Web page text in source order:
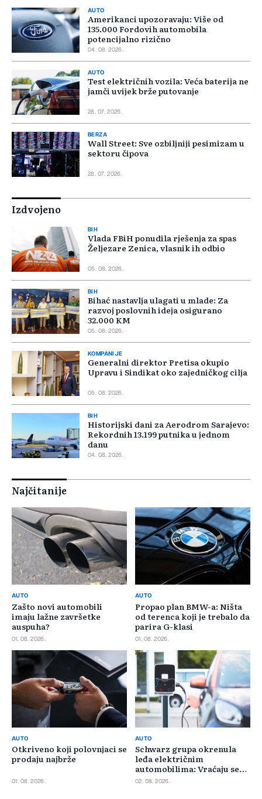
AUTO
Amerikanci upozoravaju: Više od
135.000 Fordovih automobila
potencijalno rizično
04. 08. 2026.
AUTO
Test električnih vozila: Veća baterija ne
jamči uvijek brže putovanje
28. 07. 2026.
BERZA
Wall Street: Sve ozbiljniji pesimizam u
sektoru čipova
28. 07. 2026.
Izdvojeno
BIH
Vlada FBiH ponudila rješenja za spas
Željezare Zenica, vlasnik ih odbio
05. 08. 2026.
BIH
Bihać nastavlja ulagati u mlade: Za
razvoj poslovnih ideja osigurano
32.000 KM
05. 08. 2026.
KOMPANIJE
Generalni direktor Pretisa okupio
Upravu i Sindikat oko zajedničkog cilja
05. 08. 2026.
BIH
Historijski dani za Aerodrom Sarajevo:
Rekordnih 13.199 putnika u jednom
danu
04. 08. 2026.
Najčitanije
AUTO
Zašto novi automobili
imaju lažne završetke
auspuha?
01. 08. 2026.
AUTO
Propao plan BMW-a: Ništa
od terenca koji je trebalo da
parira G-klasi
01. 08. 2026.
AUTO
Otkriveno koji polovnjaci se
prodaju najbrže
01. 08. 2026.
AUTO
Schwarz grupa okrenula
leđa električnim
automobilima: Vraćaju se
benzincima i dizelašima
02. 08. 2026.